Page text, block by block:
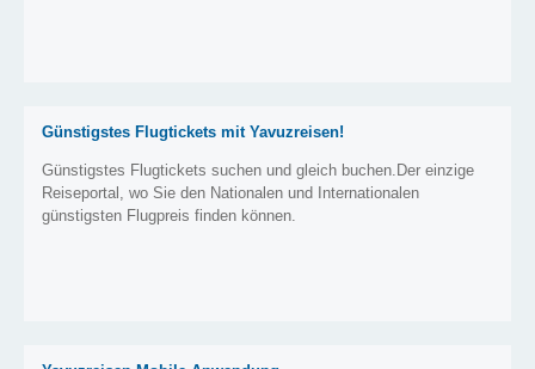
Günstigstes Flugtickets mit Yavuzreisen!
Günstigstes Flugtickets suchen und gleich buchen.Der einzige
Reiseportal, wo Sie den Nationalen und Internationalen
günstigsten Flugpreis finden können.